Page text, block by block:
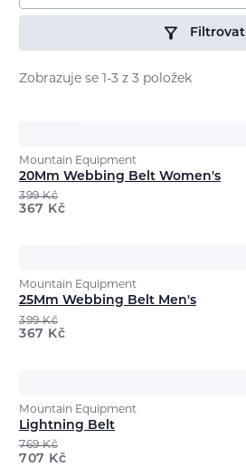
Filtrovat
Zobrazuje se 1-3 z 3 položek
Mountain Equipment
20Mm Webbing Belt Women's
399Kč
367 Kč
Mountain Equipment
25Mm Webbing Belt Men's
399Kč
367 Kč
Mountain Equipment
Lightning Belt
769Kč
707 Kč